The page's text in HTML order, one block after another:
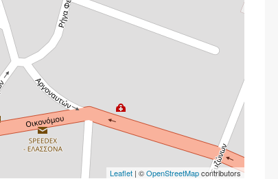
Leaflet| ©OpenStreetMapcontributors